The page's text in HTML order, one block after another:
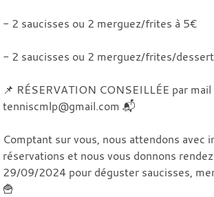
- 2 saucisses ou 2 merguez/frites à 5€
- 2 saucisses ou 2 merguez/frites/
📌 RÉSERVATION CONSEILLÉE par mail
tenniscmlp@gmail.com 📬
Comptant sur vous, nous attendons avec
réservations et nous vous donnons
29/09/2024 pour déguster saucisses,
🍟